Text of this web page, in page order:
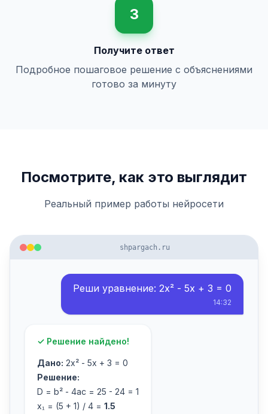
3
Получите ответ
Подробное пошаговое решение с объяснениями
готово за минуту
Посмотрите, как это выглядит
Реальный пример работы нейросети
shpargach.ru
Реши уравнение: 2x² - 5x + 3 = 0
14:32
✓ Решение найдено!
Дано: 2x² - 5x + 3 = 0
Решение:
D = b² - 4ac = 25 - 24 = 1
x₁ = (5 + 1) / 4 = 1.5